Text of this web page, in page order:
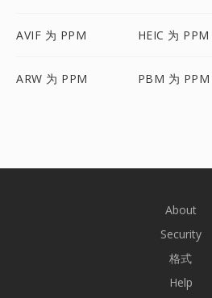
AVIF 为 PPM HEIC 为 PPM
ARW 为 PPM PBM 为 PPM
About
Security
格式
Help